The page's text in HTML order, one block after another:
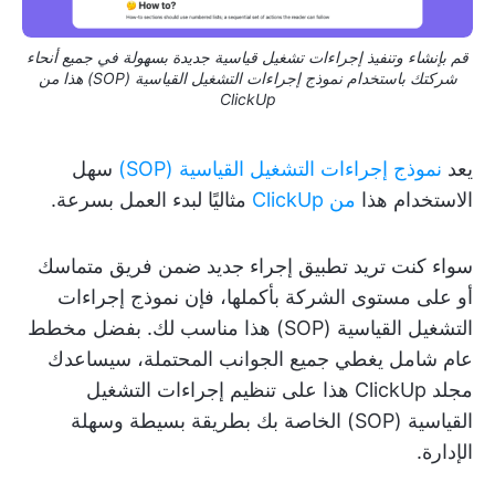
قم بإنشاء وتنفيذ إجراءات تشغيل قياسية جديدة بسهولة في جميع أنحاء
شركتك باستخدام نموذج إجراءات التشغيل القياسية (SOP) هذا من
ClickUp
يعد نموذج إجراءات التشغيل القياسية (SOP)
سهل
الاستخدام هذا من ClickUp مثاليًا لبدء العمل بسرعة.
سواء كنت تريد تطبيق إجراء جديد ضمن فريق متماسك
أو على مستوى الشركة بأكملها، فإن نموذج إجراءات
التشغيل القياسية (SOP) هذا مناسب لك. بفضل مخطط
عام شامل يغطي جميع الجوانب المحتملة، سيساعدك
مجلد ClickUp هذا على تنظيم إجراءات التشغيل
القياسية (SOP) الخاصة بك بطريقة بسيطة وسهلة
الإدارة.